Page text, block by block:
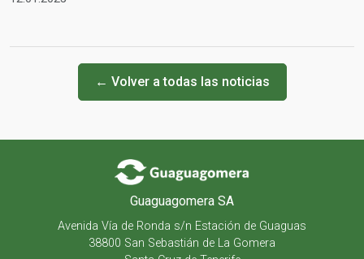
← Volver a todas las noticias
Guaguagomera SA
Avenida Vía de Ronda s/n Estación de Guaguas
38800 San Sebastián de La Gomera